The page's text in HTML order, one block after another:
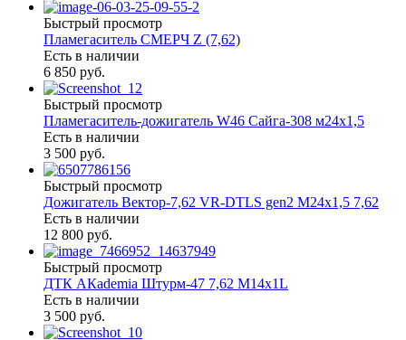
Быстрый просмотр
Пламегаситель СМЕРЧ Z (7,62)
Есть в наличии
6 850 руб.
Быстрый просмотр
Пламегаситель-дожигатель W46 Сайга-308 м24х1,5
Есть в наличии
3 500 руб.
Быстрый просмотр
Дожигатель Вектор-7,62 VR-DTLS gen2 М24х1,5 7,62
Есть в наличии
12 800 руб.
Быстрый просмотр
ДТК АКademia Штурм-47 7,62 М14х1L
Есть в наличии
3 500 руб.